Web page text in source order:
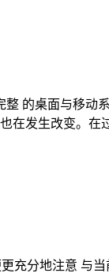
的桌面与移
发生改变。
充分地注意 与